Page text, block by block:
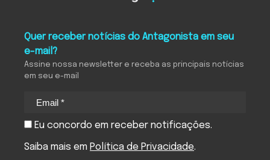
Quer receber notícias do Antagonista em seu
e-mail?
Assine nossa newsletter e receba as principais notícias
em seu e-mail
Eu concordo em receber notificações.
Saiba mais em Política de Privacidade.